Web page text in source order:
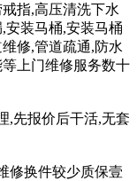
指,高压清洗下水
安装马桶,安装马桶
修,管道疏通,防水
上门维修服务数十
,先报价后干活,无套
修换件较少质保壹